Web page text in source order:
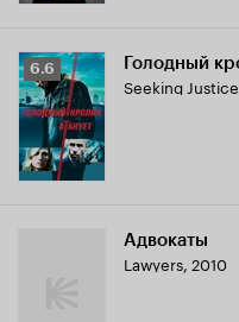
Рейтинг
Кинопоиска
6.6
6.6 Голодный
Seeking Justice
Адвокаты
Lawyers, 2010